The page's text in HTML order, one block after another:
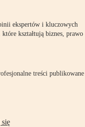
ekspertów i kluczowych
kształtują biznes, prawo
treści publikowane